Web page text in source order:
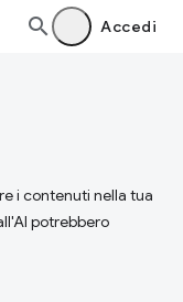
Accedi
i contenuti nella tua
potrebbero